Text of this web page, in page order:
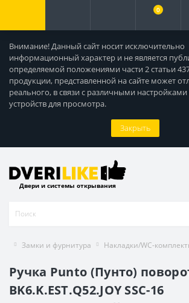
Внимание! Данный сайт носит исключительно
информационный характер и не является
определяемой положениями части 2 статьи
продукции, представленной на сайте может
реального, в связи с различными
устройств для просмотра.
Закрыть
0
Двери и системы открывания
Замки и фурнитура Накладки/WC-
Ручка Punto (Пунто)
BK6.K.EST.Q52.JOY SSC-16